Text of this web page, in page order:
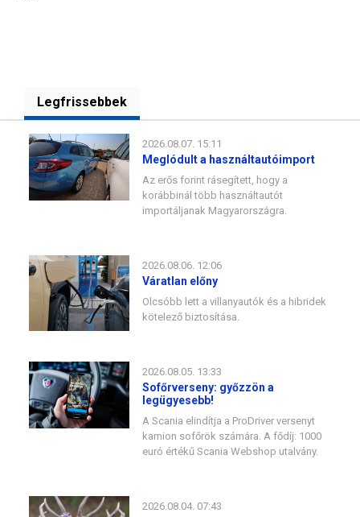
Legfrissebbek
2026.08.07. 15:11
Meglódult a használtautóimport
Az erős forint rásegített, hogy a
korábbinál több használtautót
importáljanak Magyarországra.
2026.08.06. 12:06
Váratlan előny
Olcsóbb lett a villanyautók és a hibridek
kötelező biztosítása.
2026.08.05. 13:33
Sofőrverseny: győzzön a
legügyesebb!
A Scania elindítja a ProDriver versenyt
kamion sofőrök számára. A fődíj: 1000
euró értékű Scania Webshop utalvány.
2026.08.04. 07:43